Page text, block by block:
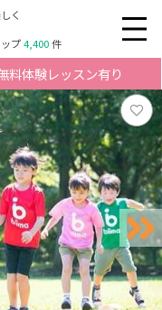
く
ップ4,400件
料体験レッスン有り